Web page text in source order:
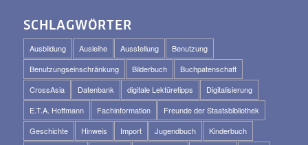
SCHLAGWÖRTER
Ausbildung Ausleihe Ausstellung
Benutzung
Benutzungseinschränkung
Bilderbuch
Buchpatenschaft
CrossAsia
Datenbank digitale Lektüretipps
Digitalisierung
E.T.A. Hoffmann
Fachinformation
Freunde der Staatsbibliothek
Geschichte
Hinweis Import Jugendbuch
Kinderbuch